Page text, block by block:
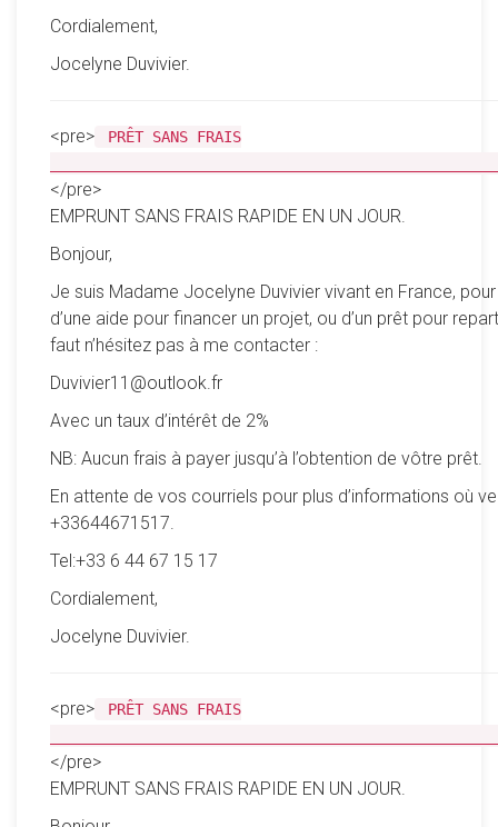
Cordialement,
Jocelyne Duvivier.
<pre>
PRÊT SANS FRAIS
</pre>
EMPRUNT SANS FRAIS RAPIDE EN UN JOUR.
Bonjour,
Je suis Madame Jocelyne Duvivier vivant en France,
d’une aide pour financer un projet, ou d’un prêt pour
faut n’hésitez pas à me contacter :
Duvivier11@outlook.fr
Avec un taux d’intérêt de 2%
NB: Aucun frais à payer jusqu’à l’obtention de vôtre prêt.
En attente de vos courriels pour plus d’informations où
+33644671517.
Tel:+33 6 44 67 15 17
Cordialement,
Jocelyne Duvivier.
<pre>
PRÊT SANS FRAIS
</pre>
EMPRUNT SANS FRAIS RAPIDE EN UN JOUR.